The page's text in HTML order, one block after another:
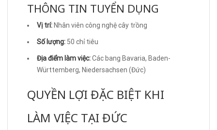
THÔNG TIN TUYỂN DỤNG
Vị trí: Nhân viên công nghệ cây trồng
Số lượng: 50 chỉ tiêu
Địa điểm làm việc:Các bang Bavaria, Baden-
Württemberg, Niedersachsen (Đức)
QUYỀN LỢI ĐẶC BIỆT KHI
LÀM VIỆC TẠI ĐỨC